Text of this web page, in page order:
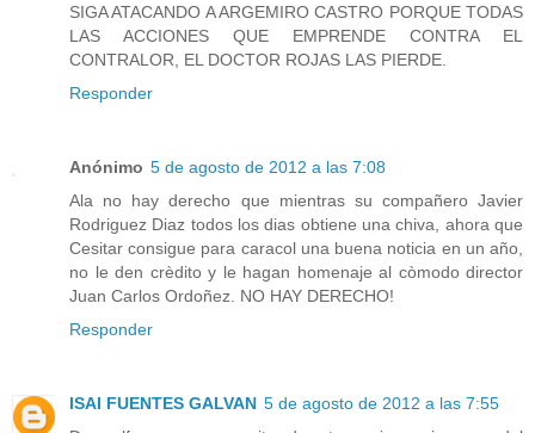
SIGA ATACANDO A ARGEMIRO CASTRO PORQUE TODAS
LAS ACCIONES QUE EMPRENDE CONTRA EL
CONTRALOR, EL DOCTOR ROJAS LAS PIERDE.
Responder
Anónimo 5 de agosto de 2012 a las 7:08
Ala no hay derecho que mientras su compañero Javier
Rodriguez Diaz todos los dias obtiene una chiva, ahora que
Cesitar consigue para caracol una buena noticia en un año,
no le den crèdito y le hagan homenaje al còmodo director
Juan Carlos Ordoñez. NO HAY DERECHO!
Responder
ISAI FUENTES GALVAN 5 de agosto de 2012 a las 7:55